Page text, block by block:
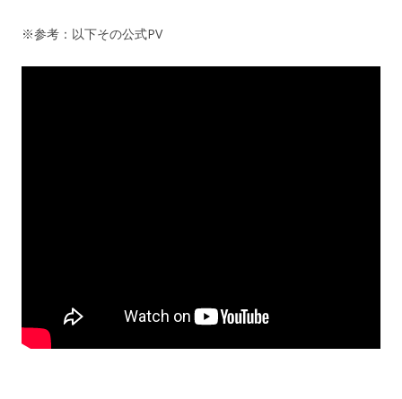
※参考：以下その公式PV